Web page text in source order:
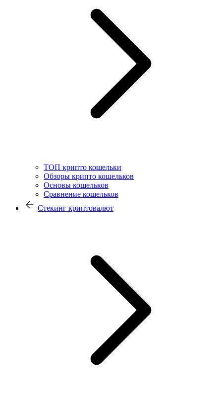
ТОП крипто кошельки
Обзоры крипто кошельков
Основы кошельков
Сравнение кошельков
Стекинг криптовалют